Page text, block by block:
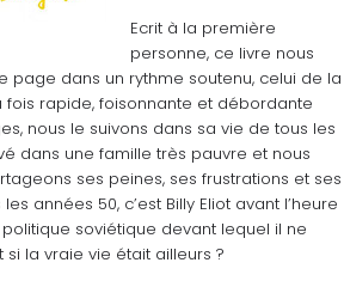
Ecrit à la première
personne, ce livre nous
page dans un rythme soutenu, celui de la
rapide, foisonnante et débordante
nous le suivons dans sa vie de tous les
dans une famille très pauvre et nous
ses peines, ses frustrations et ses
années 50, c’est Billy Eliot avant l’heure
soviétique devant lequel il ne
si la vraie vie était ailleurs ?